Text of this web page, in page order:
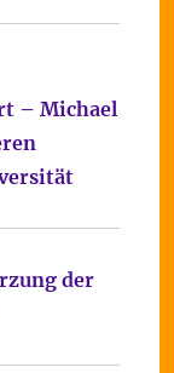
– Michael
der